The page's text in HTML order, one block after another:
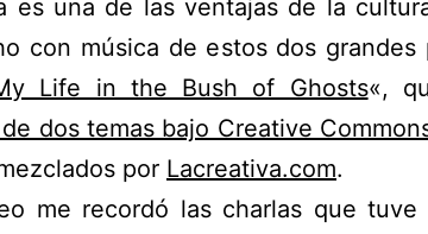
es una de las ventajas de la
con música de estos dos grandes
Life in the Bush of Ghosts«,
dos temas bajo Creative
por Lacreativa.com.
me recordó las charlas que